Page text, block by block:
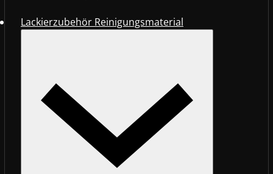
Lackierzubehör Reinigungsmaterial